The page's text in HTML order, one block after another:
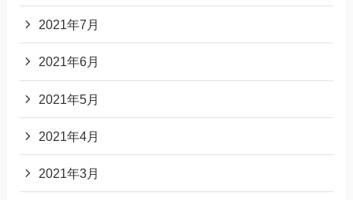
2021年7月
2021年6月
2021年5月
2021年4月
2021年3月